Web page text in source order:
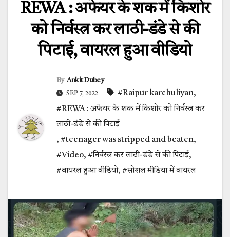
REWA : अफेयर के शक में किशोर
को निर्वस्त्र कर लाठी-डंडे से की
पिटाई, वायरल हुआ वीडियो
By Ankit Dubey
SEP 7, 2022 #Raipur karchuliyan,
#REWA : अफेयर के शक में किशोर को निर्वस्त्र कर
लाठी-डंडे से की पिटाई
, #teenager was stripped and beaten,
#Video, #निर्वस्त्र कर लाठी-डंडे से की पिटाई,
#वायरल हुआ वीडियो, #सोशल मीडिया में वायरल